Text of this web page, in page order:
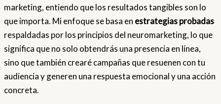
marketing, entiendo que los resultados tangibles son lo
que importa. Mi enfoque se basa en estrategias probadas
respaldadas por los principios del neuromarketing, lo que
significa que no solo obtendrás una presencia en línea,
sino que también crearé campañas que resuenen con tu
audiencia y generen una respuesta emocional y una acción
concreta.